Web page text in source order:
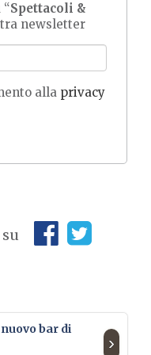
Spettacoli &
newsletter
alla privacy
bar di
›